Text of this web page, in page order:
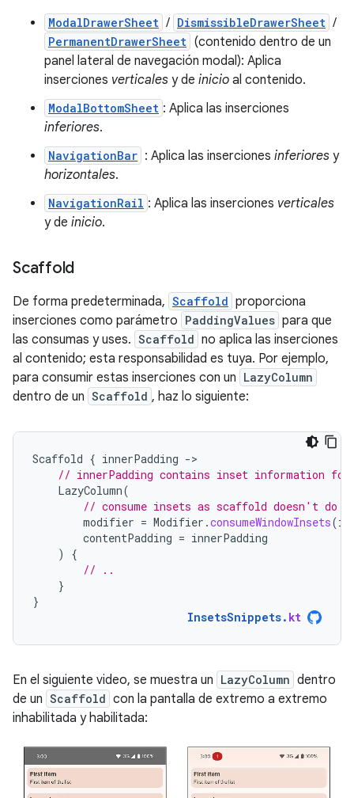
ModalDrawerSheet / DismissibleDrawerSheet /
PermanentDrawerSheet (contenido dentro de un
panel lateral de navegación modal): Aplica
inserciones verticales y de inicio al contenido.
ModalBottomSheet : Aplica las inserciones
inferiores.
NavigationBar : Aplica las inserciones inferiores y
horizontales.
NavigationRail : Aplica las inserciones verticales
y de inicio.
Scaffold
De forma predeterminada, Scaffold proporciona
inserciones como parámetro PaddingValues para que
las consumas y uses. Scaffold no aplica las inserciones
al contenido; esta responsabilidad es tuya. Por ejemplo,
para consumir estas inserciones con un LazyColumn
dentro de un Scaffold , haz lo siguiente:
Scaffold { innerPadding -
// innerPadding contains inset information for
LazyColumn(
// consume insets as scaffold doesn't do
modifier = Modifier .consumeWindowInsets(
contentPadding = innerPadding
)
{
// ..
}
}
InsetsSnippets. kt
En el siguiente video, se muestra un LazyColumn dentro
de un Scaffold con la pantalla de extremo a extremo
inhabilitada y habilitada: